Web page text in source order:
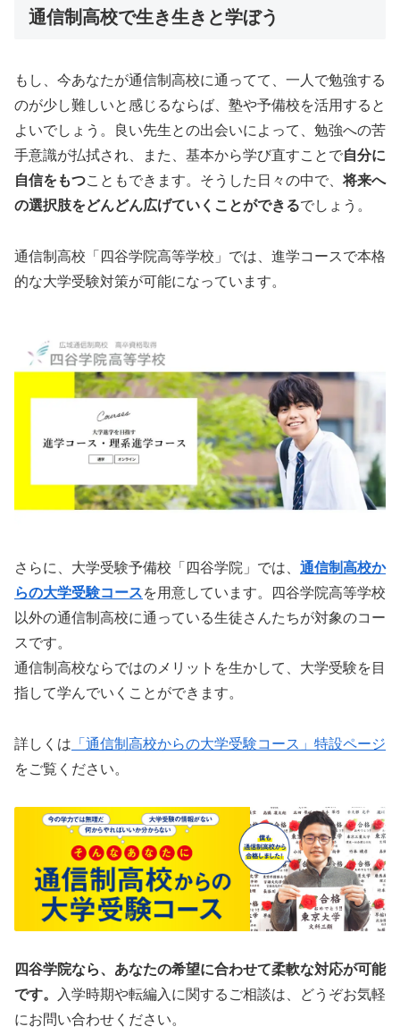
通信制高校で生き生きと学ぼう
もし、今あなたが通信制高校に通ってて、一人で勉強する
のが少し難しいと感じるならば、塾や予備校を活用すると
よいでしょう。良い先生との出会いによって、勉強への苦
手意識が払拭され、また、基本から学び直すことで自分に
自信をもつこともできます。そうした日々の中で、将来へ
の選択肢をどんどん広げていくことができるでしょう。
通信制高校「四谷学院高等学校」では、進学コースで本格
的な大学受験対策が可能になっています。
さらに、大学受験予備校「四谷学院」では、 通信制高校か
らの大学受験コースを用意しています。四谷学院高等学校
以外の通信制高校に通っている生徒さんたちが対象のコー
スです。
通信制高校ならではのメリットを生かして、大学受験を目
指して学んでいくことができます。
詳しくは 「通信制高校からの大学受験コース」特設ページ
をご覧ください。
四谷学院なら、あなたの希望に合わせて柔軟な対応が可能
です。
入学時期や転編入に関するご相談は、どうぞお気軽
にお問い合わせください。